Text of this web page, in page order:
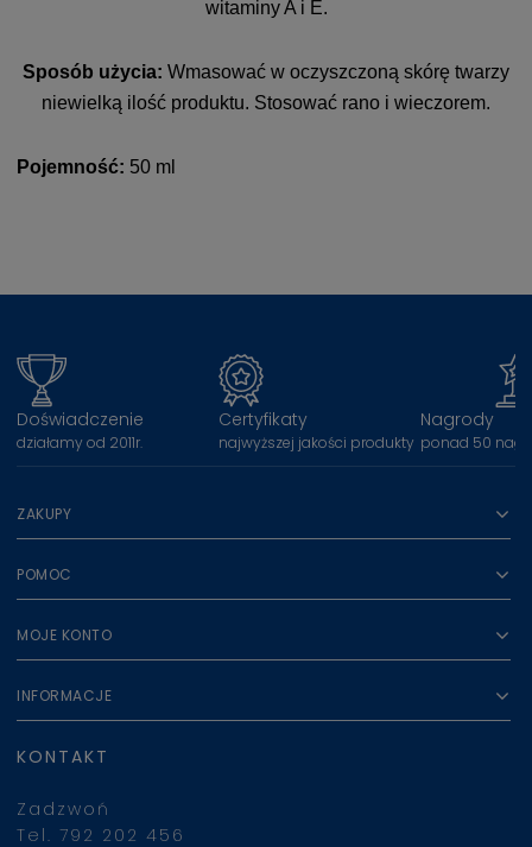
witaminy A i E.
Sposób użycia: Wmasować w oczyszczoną skórę twarzy
niewielką ilość produktu. Stosować rano i wieczorem.
Pojemność: 50 ml
Doświadczenie
działamy od 2011r.
Certyfikaty
najwyższej jakości produkty
Nagrody
ponad 50
ZAKUPY
POMOC
MOJE KONTO
INFORMACJE
KONTAKT
Zadzwoń
Tel. 792 202 456